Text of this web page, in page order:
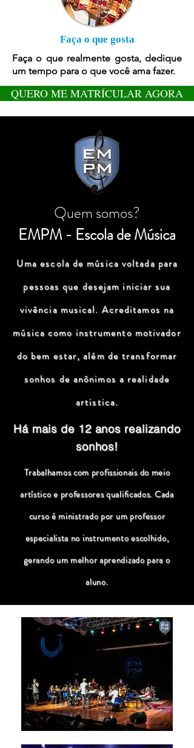
Faça o que gosta
Faça o que realmente gosta, dedique
um tempo para o que você ama fazer.
QUERO ME MATRÍCULAR AGORA
Quem somos?
EMPM - Escola de Música
Uma escola de música voltada para
pessoas que desejam iniciar sua
vivência musical. Acreditamos na
música como instrumento motivador
do bem estar, além de transformar
sonhos de anônimos a realidade
artistica.
Há mais de 12 anos realizando
sonhos!
Trabalhamos com profissionais do meio
artístico e professores qualificados. Cada
curso é ministrado por um professor
especialista no instrumento escolhido,
gerando um melhor aprendizado para o
aluno.